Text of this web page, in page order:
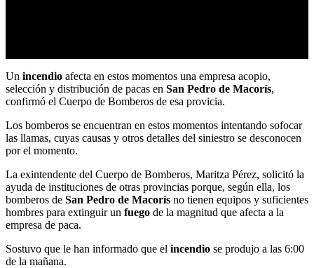
Un incendio afecta en estos momentos una empresa acopio,
selección y distribución de pacas en San Pedro de Macorís,
confirmó el Cuerpo de Bomberos de esa provicia.
Los bomberos se encuentran en estos momentos intentando sofocar
las llamas, cuyas causas y otros detalles del siniestro se desconocen
por el momento.
La exintendente del Cuerpo de Bomberos, Maritza Pérez, solicitó la
ayuda de instituciones de otras provincias porque, según ella, los
bomberos de San Pedro de Macorís no tienen equipos y suficientes
hombres para extinguir un fuego de la magnitud que afecta a la
empresa de paca.
Sostuvo que le han informado que el incendio se produjo a las 6:00
de la mañana.